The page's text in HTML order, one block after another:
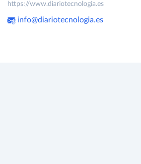
https://www.diariotecnologia.es
info@diariotecnologia.es